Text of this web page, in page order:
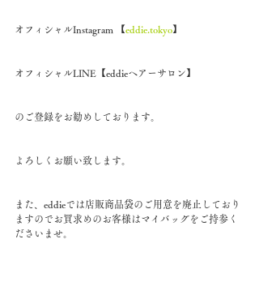
オフィシャルInstagram 【eddie.tokyo】
オフィシャルLINE【eddieヘアーサロン】
のご登録をお勧めしております。
よろしくお願い致します。
また、eddieでは店販商品袋のご用意を廃止しており
ますのでお買求めのお客様はマイバッグをご持参く
ださいませ。